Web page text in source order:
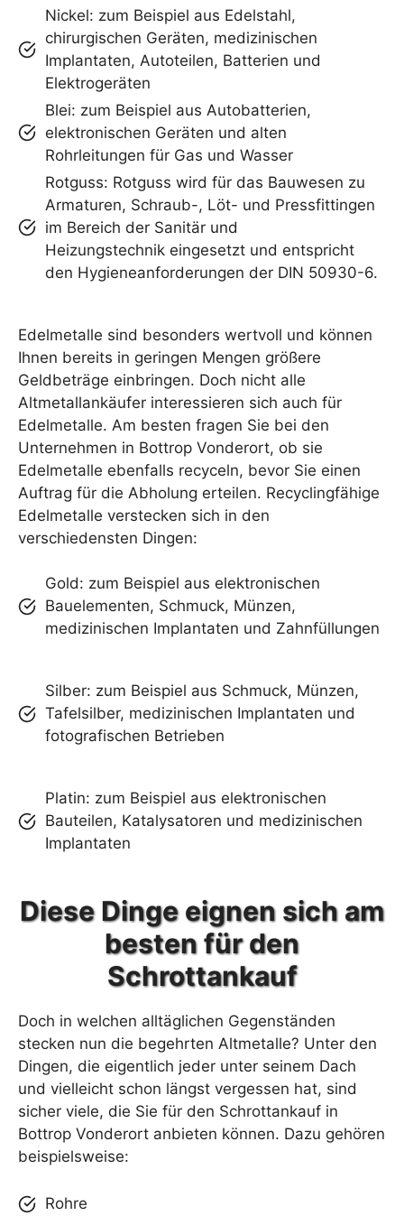
Nickel: zum Beispiel aus Edelstahl,
chirurgischen Geräten, medizinischen
Implantaten, Autoteilen, Batterien und
Elektrogeräten
Blei: zum Beispiel aus Autobatterien,
elektronischen Geräten und alten
Rohrleitungen für Gas und Wasser
Rotguss: Rotguss wird für das Bauwesen zu
Armaturen, Schraub-, Löt- und Pressfittingen
im Bereich der Sanitär und
Heizungstechnik eingesetzt und entspricht
den Hygieneanforderungen der DIN 50930-6.
Edelmetalle sind besonders wertvoll und können
Ihnen bereits in geringen Mengen größere
Geldbeträge einbringen. Doch nicht alle
Altmetallankäufer interessieren sich auch für
Edelmetalle. Am besten fragen Sie bei den
Unternehmen in Bottrop Vonderort, ob sie
Edelmetalle ebenfalls recyceln, bevor Sie einen
Auftrag für die Abholung erteilen. Recyclingfähige
Edelmetalle verstecken sich in den
verschiedensten Dingen:
Gold: zum Beispiel aus elektronischen
Bauelementen, Schmuck, Münzen,
medizinischen Implantaten und Zahnfüllungen
Silber: zum Beispiel aus Schmuck, Münzen,
Tafelsilber, medizinischen Implantaten und
fotografischen Betrieben
Platin: zum Beispiel aus elektronischen
Bauteilen, Katalysatoren und medizinischen
Implantaten
Diese Dinge eignen sich am
besten für den
Schrottankauf
Doch in welchen alltäglichen Gegenständen
stecken nun die begehrten Altmetalle? Unter den
Dingen, die eigentlich jeder unter seinem Dach
und vielleicht schon längst vergessen hat, sind
sicher viele, die Sie für den Schrottankauf in
Bottrop Vonderort anbieten können. Dazu gehören
beispielsweise:
Rohre